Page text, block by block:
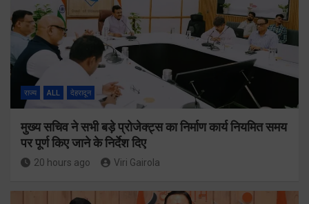
राज्य ALL देहरादून
मुख्य सचिव ने सभी बड़े प्रोजेक्ट्स का निर्माण कार्य नियमित समय
पर पूर्ण किए जाने के निर्देश दिए
20 hours ago Viri Gairola